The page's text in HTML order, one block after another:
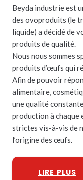
Beyda industrie est
des ovoproduits (le
liquide) a décidé de
produits de qualité.
Nous nous sommes
produits d’œufs qui
Afin de pouvoir
alimentaire,
une qualité
production à chaque
strictes vis-à-vis de
l’origine des œufs.
LIRE PLUS